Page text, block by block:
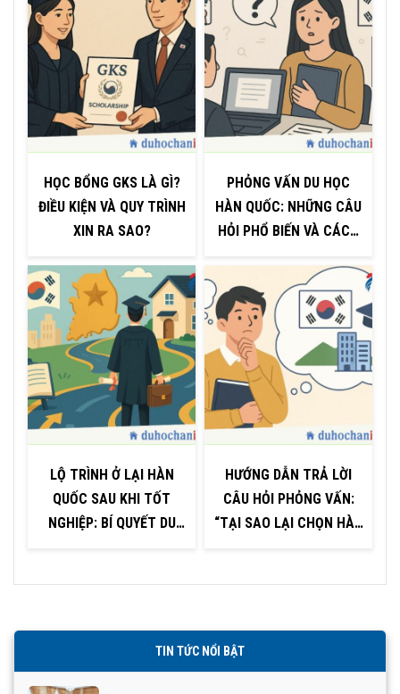
HỌC BỔNG GKS LÀ GÌ?
ĐIỀU KIỆN VÀ QUY TRÌNH
XIN RA SAO?
LỘ TRÌNH Ở LẠI HÀN
QUỐC SAU KHI TỐT
NGHIỆP: BÍ QUYẾT DU
PHỎNG VẤN DU HỌC
HÀN QUỐC: NHỮNG CÂU
HỎI PHỔ BIẾN VÀ CÁCH
HƯỚNG DẪN TRẢ LỜI
CÂU HỎI PHỎNG VẤN:
“TẠI SAO LẠI CHỌN HÀN
TIN TỨC NỔI BẬT